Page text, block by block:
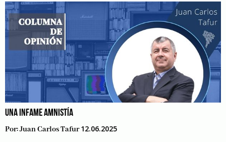
UNA INFAME AMNISTÍA
Por:Juan Carlos Tafur 12.06.2025